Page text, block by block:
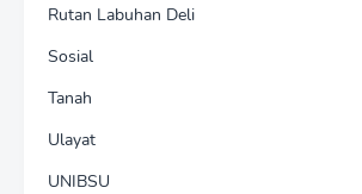
Rutan Labuhan Deli
Sosial
Tanah
Ulayat
UNIBSU